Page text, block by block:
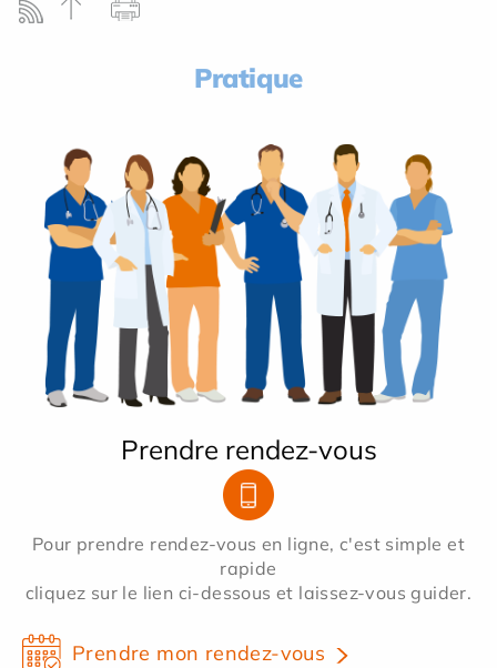
Pratique
Prendre rendez-vous
Pour prendre rendez-vous en ligne, c'est simple et
rapide
cliquez sur le lien ci-dessous et laissez-vous guider.
Prendre mon rendez-vous